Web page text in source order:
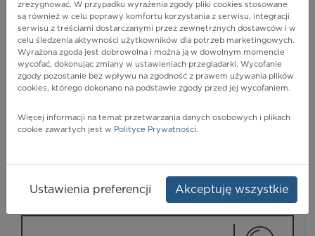
POKAŻ FILTRY
Pharmindex
zrezygnować. W przypadku wyrażenia zgody pliki cookies stosowane
są również w celu poprawy komfortu korzystania z serwisu, integracji
serwisu z treściami dostarczanymi przez zewnętrznych dostawców i w
celu śledzenia aktywności użytkowników dla potrzeb marketingowych.
Wyrażona zgoda jest dobrowolna i można ją w dowolnym momencie
wycofać, dokonując zmiany w ustawieniach przeglądarki. Wycofanie
zgody pozostanie bez wpływu na zgodność z prawem używania plików
cookies, którego dokonano na podstawie zgody przed jej wycofaniem.
Więcej informacji na temat przetwarzania danych osobowych i plikach
cookie zawartych jest w Polityce Prywatności.
Ustawienia preferencji Akceptuję wszystkie